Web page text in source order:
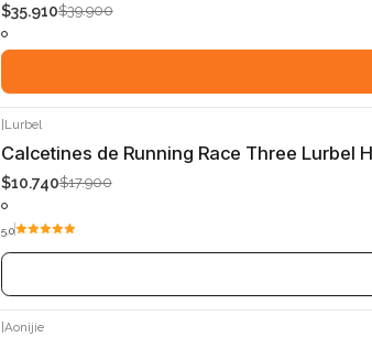
$35.910$39.900
-40%
Agotado
Lurbel
Calcetines de Running Race Three Lurbel
$10.740$17.900
5.0
Aonijie